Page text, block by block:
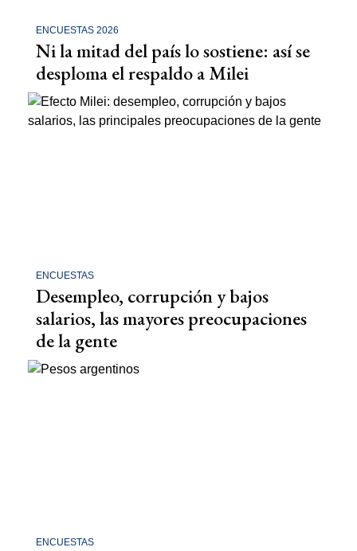
ENCUESTAS 2026
Ni la mitad del país lo sostiene: así se
desploma el respaldo a Milei
ENCUESTAS
Desempleo, corrupción y bajos
salarios, las mayores preocupaciones
de la gente
ENCUESTAS